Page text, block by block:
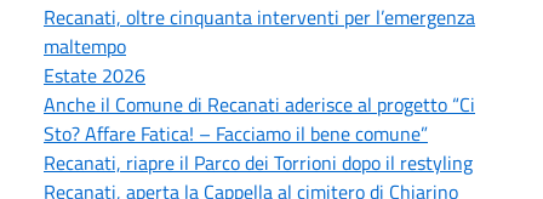
Recanati, oltre cinquanta interventi per l’emergenza
maltempo
Estate 2026
Anche il Comune di Recanati aderisce al progetto “Ci
Sto? Affare Fatica! – Facciamo il bene comune”
Recanati, riapre il Parco dei Torrioni dopo il restyling
Recanati, aperta la Cappella al cimitero di Chiarino